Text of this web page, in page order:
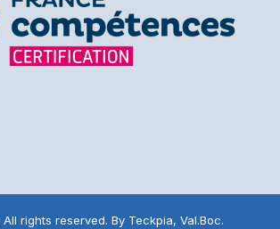
rights reserved. By Teckpia, Val.Boc.